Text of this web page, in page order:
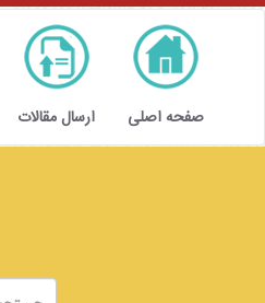
صفحه اصلی ارسال مقالات